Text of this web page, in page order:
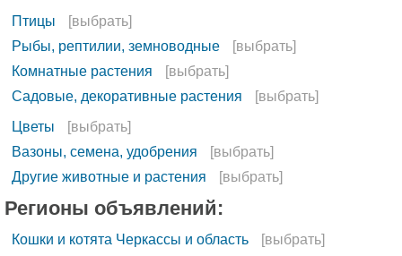
Птицы
[выбрать]
Рыбы, рептилии, земноводные
[выбрать]
Комнатные растения
[выбрать]
Садовые, декоративные растения
[выбрать]
Цветы
[выбрать]
Вазоны, семена, удобрения
[выбрать]
Другие животные и растения
[выбрать]
Регионы объявлений:
Кошки и котята Черкассы и область
[выбрать]